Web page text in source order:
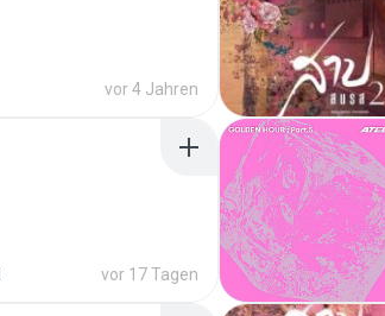
vor 4 Jahren
vor 17 Tagen